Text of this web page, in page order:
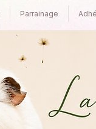
Parrainage